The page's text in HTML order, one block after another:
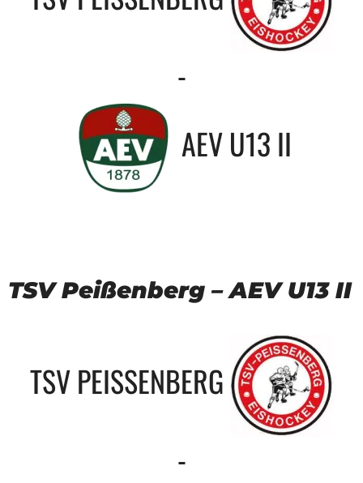
-
AEV U13 II
TSV Peißenberg – AEV U13 II
TSV PEISSENBERG
-